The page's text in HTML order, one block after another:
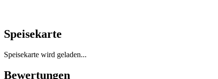
Speisekarte
Speisekarte wird geladen...
Bewertungen